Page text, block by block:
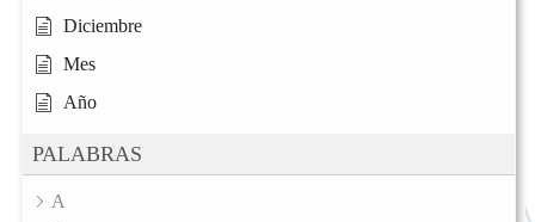
Diciembre
Mes
Año
PALABRAS
A